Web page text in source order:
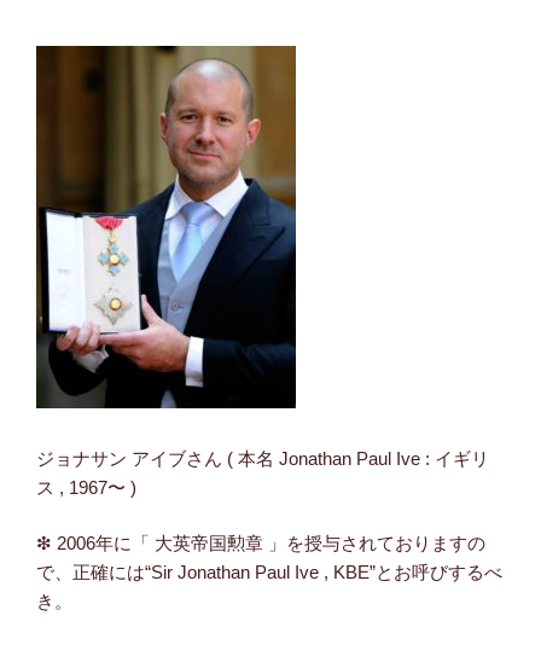
ジョナサン アイブさん ( 本名 Jonathan Paul Ive : イギリ
ス , 1967〜 )
❇ 2006年に「 大英帝国勲章 」を授与されておりますの
で、正確には“Sir Jonathan Paul Ive , KBE”とお呼びするべ
き。